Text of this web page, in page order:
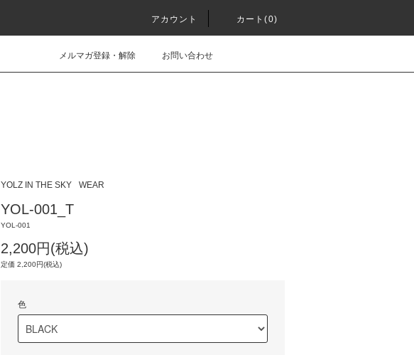
アカウント カート(0)
メルマガ登録・解除 お問い合わせ
YOLZ IN THE SKY WEAR
YOL-001_T
YOL-001
2,200円(税込)
定価 2,200円(税込)
色